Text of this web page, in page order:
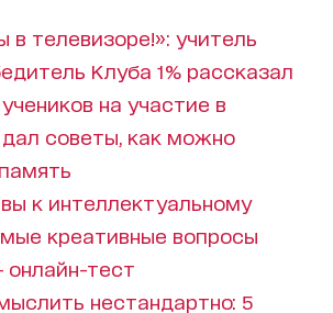
в телевизоре!»: учитель
Клуба 1% рассказал
на участие в
советы, как можно
к интеллектуальному
креативные вопросы
онлайн-тест
нестандартно: 5